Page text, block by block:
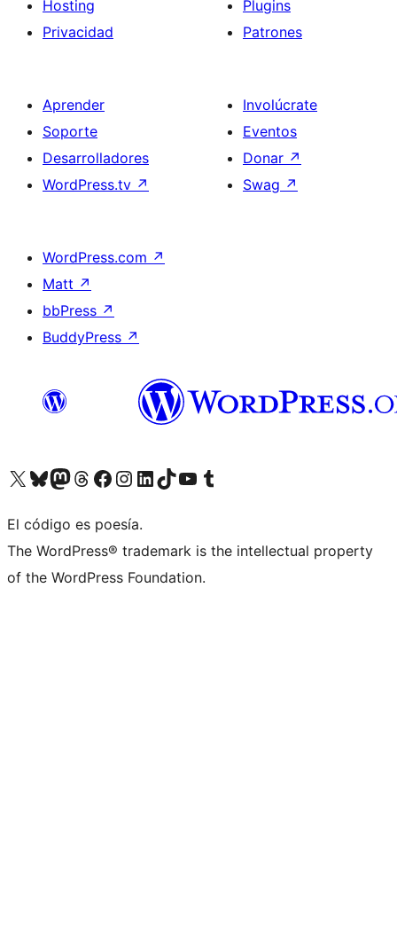
Hosting
Privacidad
Plugins
Patrones
Aprender
Soporte
Desarrolladores
WordPress.tv ↗
Involúcrate
Eventos
Donar ↗
Swag ↗
WordPress.com ↗
Matt ↗
bbPress ↗
BuddyPress ↗
Visita nuestra cuenta de X (anteriormente Twitter)
Visita nuestra cuenta de Bluesky
Visita nuestra cuenta de Mastodon
Visita nuestra cuenta de Threads
Visita nuestra página de Facebook
Visita nuestra cuenta de Instagram
Visita nuestra cuenta de LinkedIn
Visita nuestra cuenta de TikTok
Visita nuestro canal de YouTube
Visita nuestra cuenta de Tumblr
El código es poesía.
The WordPress® trademark is the intellectual property
of the WordPress Foundation.